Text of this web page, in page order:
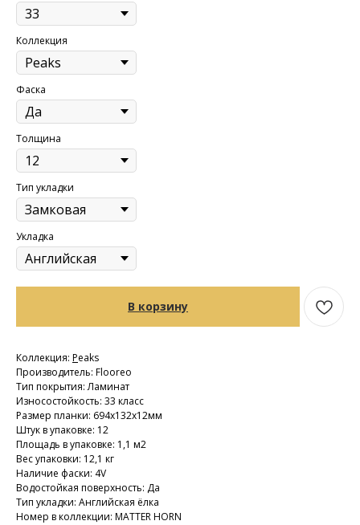
Коллекция
Фаска
Толщина
Тип укладки
Укладка
В корзину
Коллекция: Peaks
Производитель: Flooreo
Тип покрытия: Ламинат
Износостойкость: 33 класс
Размер планки: 694х132х12мм
Штук в упаковке: 12
Площадь в упаковке: 1,1 м2
Вес упаковки: 12,1 кг
Наличие фаски: 4V
Водостойкая поверхность: Да
Тип укладки: Английская ёлка
Номер в коллекции: MATTER HORN